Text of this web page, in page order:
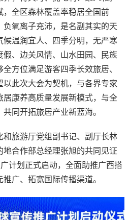
，全区森林覆盖率稳居全国前
氧离子充沛，是名副其实的天
温润宜人、四季分明，无严寒
假、边关风情、山水田园、民族
方位满足游客四季长效旅居、
此次大会为契机，与各界专家
康养高质量发展新模式，与全
同开拓旅居产业新蓝海。
旅游厅党组副书记、副厅长林
合作部总经理张旭的共同见证
计划正式启动，全面助推广西搭
广、拓宽国际传播渠道。